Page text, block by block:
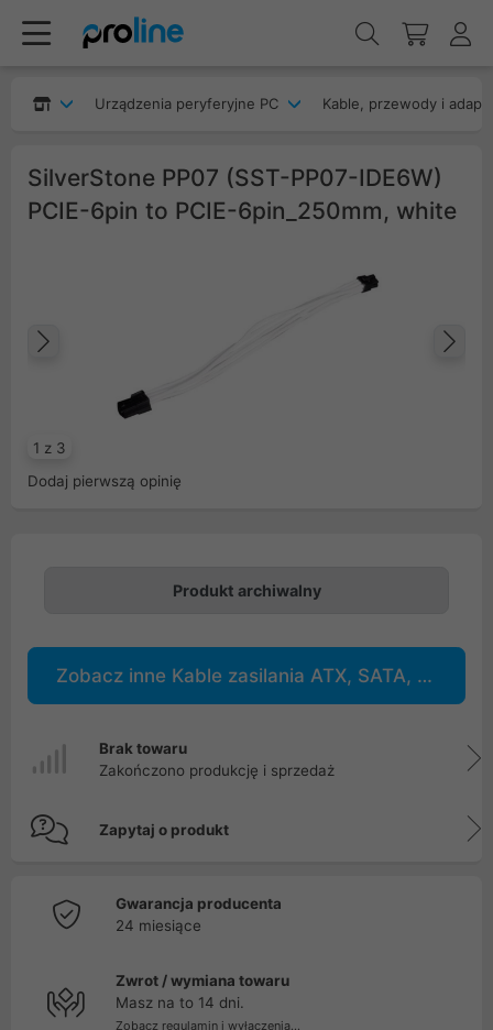
Urządzenia peryferyjne PC Kable, przewody i
SilverStone PP07 (SST-PP07-IDE6W)
PCIE-6pin to PCIE-6pin_250mm, white
1 z 3
Dodaj pierwszą opinię
Produkt archiwalny
Zobacz inne Kable zasilania ATX, SATA, PCIe
Brak towaru
Zakończono produkcję i sprzedaż
Zapytaj o produkt
Gwarancja producenta
24 miesiące
Zwrot / wymiana towaru
Masz na to 14 dni.
Zobacz regulamin i wyłączenia...